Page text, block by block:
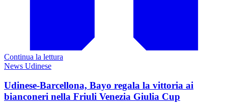
Continua la lettura
News Udinese
Udinese-Barcellona, Bayo regala la vittoria ai
bianconeri nella Friuli Venezia Giulia Cup